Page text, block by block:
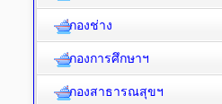
กองช่าง
กองการศึกษาฯ
กองสาธารณสุขฯ